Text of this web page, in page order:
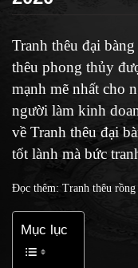
Tranh thêu đại
thêu phong thủy
mạnh mẽ nhất cho
người làm kinh
về Tranh thêu đại
tốt lành mà bức
Đọc thêm: Tranh thêu
Mục lục